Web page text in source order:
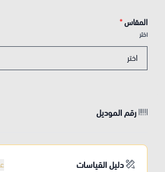
المقاس*
اختر
رقم الموديل
دليل القياسات